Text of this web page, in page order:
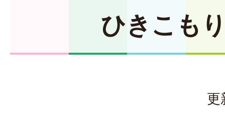
ひきこも
更